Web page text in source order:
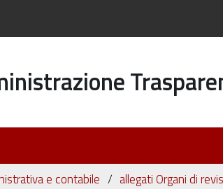
e contabile
allegati Organi di